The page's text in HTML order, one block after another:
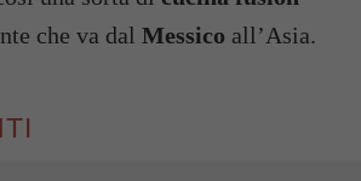
che va dal Messico all’Asia.